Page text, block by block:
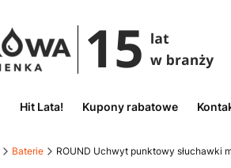
Hit Lata! Kupony rabatowe
Baterie ROUND Uchwyt punktowy słuchawki